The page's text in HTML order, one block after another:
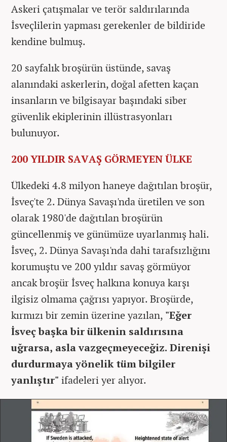
Askeri çatışmalar ve terör saldırılarında
İsveçlilerin yapması gerekenler de bildiride
kendine bulmuş.
20 sayfalık broşürün üstünde, savaş
alanındaki askerlerin, doğal afetten kaçan
insanların ve bilgisayar başındaki siber
güvenlik ekiplerinin illüstrasyonları
bulunuyor.
200 YILDIR SAVAŞ GÖRMEYEN ÜLKE
Ülkedeki 4.8 milyon haneye dağıtılan broşür,
İsveç'te 2. Dünya Savaşı'nda üretilen ve son
olarak 1980'de dağıtılan broşürün
güncellenmiş ve günümüze uyarlanmış hali.
İsveç, 2. Dünya Savaşı'nda dahi tarafsızlığını
korumuştu ve 200 yıldır savaş görmüyor
ancak broşür İsveç halkına konuya karşı
ilgisiz olmama çağrısı yapıyor. Broşürde,
kırmızı bir zemin üzerine yazılan, "Eğer
İsveç başka bir ülkenin saldırısına
uğrarsa, asla vazgeçmeyeceğiz. Direnişi
durdurmaya yönelik tüm bilgiler
yanlıştır" ifadeleri yer alıyor.